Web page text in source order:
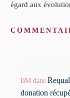
égard aux
BM dans
donation